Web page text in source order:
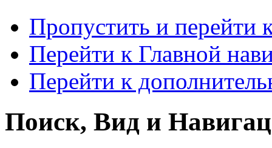
Пропустить и перейти
Перейти к Главной
Перейти к
Поиск, Вид и